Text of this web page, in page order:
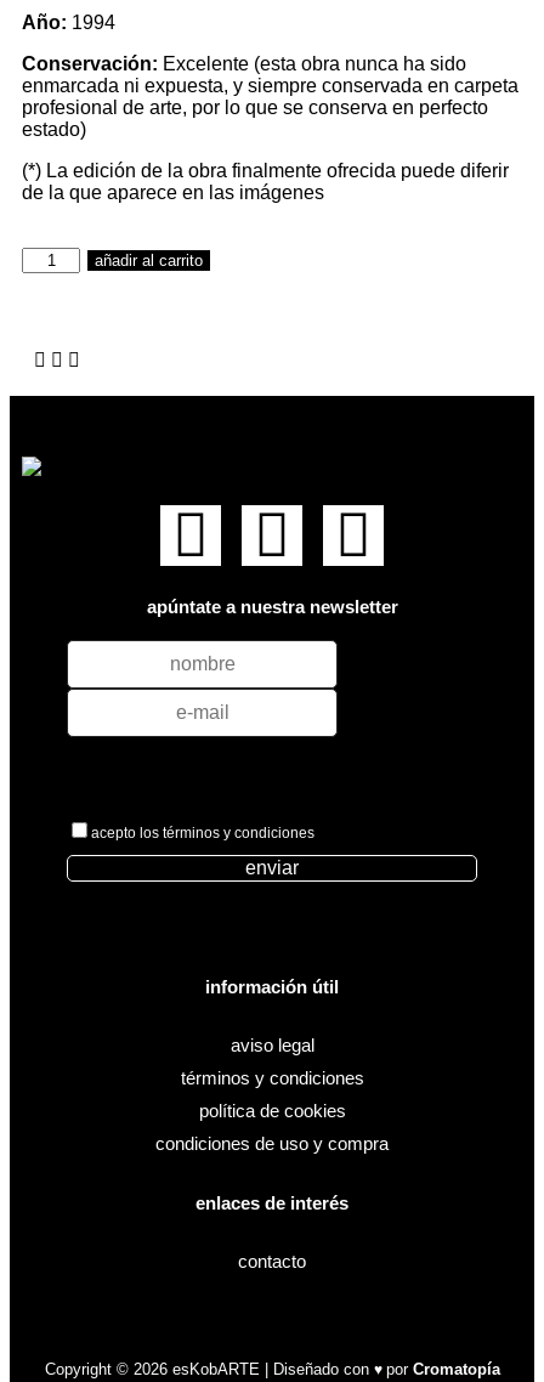
Año: 1994
Conservación: Excelente (esta obra nunca ha sido
enmarcada ni expuesta, y siempre conservada en carpeta
profesional de arte, por lo que se conserva en perfecto
estado)
(*) La edición de la obra finalmente ofrecida puede diferir
de la que aparece en las imágenes
añadir al carrito
apúntate a nuestra newsletter
acepto los términos y condiciones
enviar
información útil
aviso legal
términos y condiciones
política de cookies
condiciones de uso y compra
enlaces de interés
contacto
Copyright © 2026 esKobARTE | Diseñado con ♥ por Cromatopía